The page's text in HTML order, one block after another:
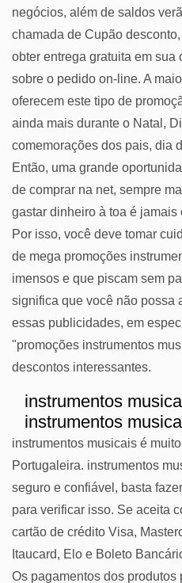
negócios, além de saldos
chamada de Cupão
obter entrega gratuita em
sobre o pedido on-line. A
oferecem este tipo de
ainda mais durante o Natal,
comemorações dos pais, dia
Então, uma grande
de comprar na net, sempre
gastar dinheiro à toa é
Por isso, você deve tomar
de mega promoções
imensos e que piscam sem
significa que você não possa
essas publicidades, em
"promoções instrumentos
descontos interessantes.
instrumentos
instrumentos
instrumentos musicais é
Portugaleira. instrumentos
seguro e confiável, basta
para verificar isso. Se aceita
cartão de crédito Visa,
Itaucard, Elo e Boleto
Os pagamentos dos produtos